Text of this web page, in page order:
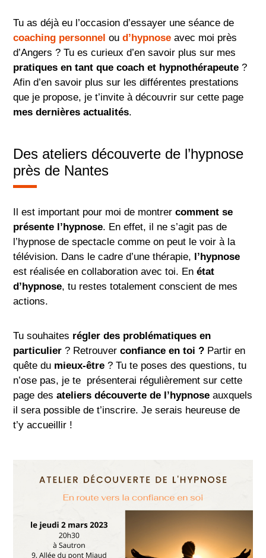
Tu as déjà eu l’occasion d’essayer une séance de
coaching personnel oud’hypnose avec moi près
d’Angers ? Tu es curieux d’en savoir plus sur mes
pratiques en tant que coach et hypnothérapeute ?
Afin d’en savoir plus sur les différentes prestations
que je propose, je t’invite à découvrir sur cette page
mes dernières actualités.
Des ateliers découverte de l’hypnose
près de Nantes
Il est important pour moi de montrercomment se
présente l’hypnose. En effet, il ne s’agit pas de
l’hypnose de spectacle comme on peut le voir à la
télévision. Dans le cadre d’une thérapie,
l’hypnose
est réalisée en collaboration avec toi. Enétat
d’hypnose, tu restes totalement conscient de mes
actions.
Tu souhaites régler des problématiques en
particulier? Retrouverconfiance en toi ? Partir en
quête du mieux-être ? Tu te poses des questions, tu
n’ose pas, je te présenterai régulièrement sur cette
page desateliers découverte de l’hypnose auxquels
il sera possible de t’inscrire. Je serais heureuse de
t’y accueillir !